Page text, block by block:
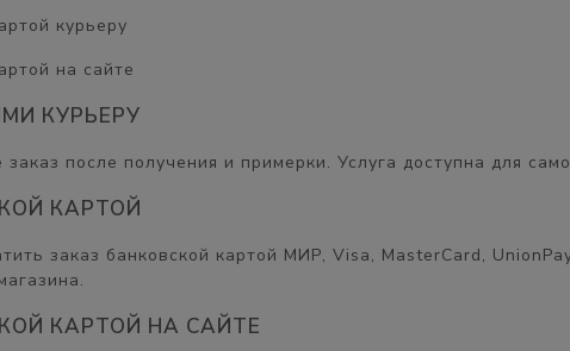
курьеру
на сайте
КУРЬЕРУ
после получения и примерки. Услуга доступна для
КАРТОЙ
заказ банковской картой МИР, Visa, MasterCard,
КАРТОЙ НА САЙТЕ